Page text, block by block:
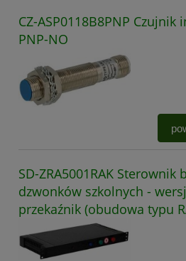
CZ-ASP0118B8PNP Czujnik
PNP-NO
SD-ZRA5001RAK Sterownik
dzwonków szkolnych -
przekaźnik (obudowa typu